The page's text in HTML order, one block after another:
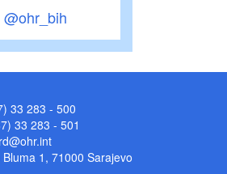
33 283 - 500
33 283 - 501
Bluma 1, 71000 Sarajevo